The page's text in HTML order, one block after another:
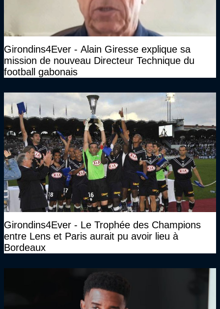
Girondins4Ever - Alain Giresse explique sa
mission de nouveau Directeur Technique du
football gabonais
Girondins4Ever - Le Trophée des Champions
entre Lens et Paris aurait pu avoir lieu à
Bordeaux